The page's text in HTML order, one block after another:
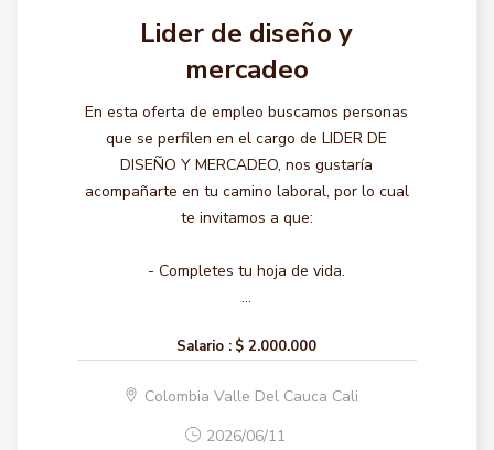
Lider de diseño y
mercadeo
En esta oferta de empleo buscamos personas
que se perfilen en el cargo de LIDER DE
DISEÑO Y MERCADEO, nos gustaría
acompañarte en tu camino laboral, por lo cual
te invitamos a que:
- Completes tu hoja de vida.
...
Salario : $ 2.000.000
Colombia Valle Del Cauca Cali
2026/06/11